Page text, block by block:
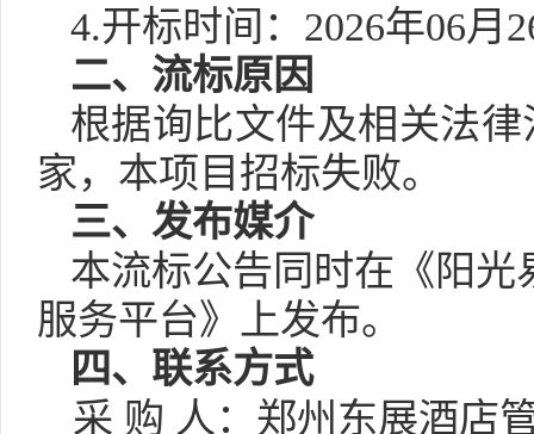
4.开标时间：2026年06月
二、 流标原因
根据询比文件及相关法
家，本项目招标失败。
三、发布媒介
本流标公告同时在《阳光
服务平台》上发布。
四、联系方式
采 购 人：郑州东展酒店